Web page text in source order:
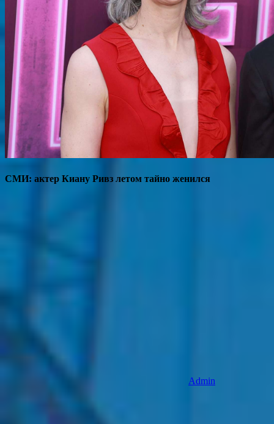
СМИ: актер Киану Ривз летом тайно женился
Admin